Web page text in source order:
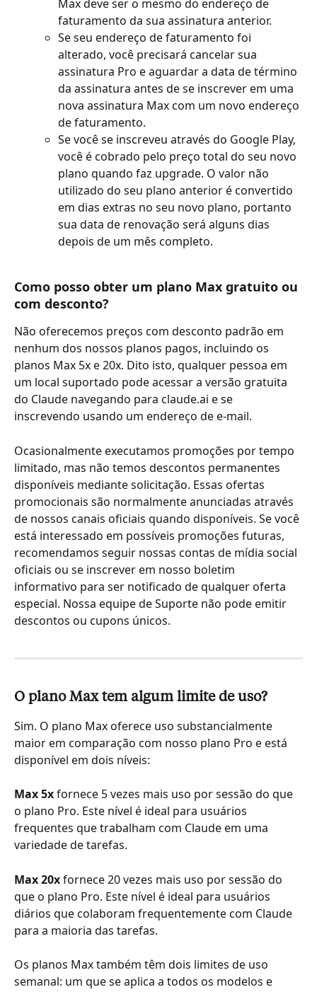
Max deve ser o mesmo do endereço de
faturamento da sua assinatura anterior.
Se seu endereço de faturamento foi
alterado, você precisará cancelar sua
assinatura Pro e aguardar a data de término
da assinatura antes de se inscrever em uma
nova assinatura Max com um novo endereço
de faturamento.
Se você se inscreveu através do Google Play,
você é cobrado pelo preço total do seu novo
plano quando faz upgrade. O valor não
utilizado do seu plano anterior é convertido
em dias extras no seu novo plano, portanto
sua data de renovação será alguns dias
depois de um mês completo.
Como posso obter um plano Max gratuito ou
com desconto?
Não oferecemos preços com desconto padrão em
nenhum dos nossos planos pagos, incluindo os
planos Max 5x e 20x. Dito isto, qualquer pessoa em
um local suportado pode acessar a versão gratuita
do Claude navegando para claude.ai e se
inscrevendo usando um endereço de e-mail.
Ocasionalmente executamos promoções por tempo
limitado, mas não temos descontos permanentes
disponíveis mediante solicitação. Essas ofertas
promocionais são normalmente anunciadas através
de nossos canais oficiais quando disponíveis. Se você
está interessado em possíveis promoções futuras,
recomendamos seguir nossas contas de mídia social
oficiais ou se inscrever em nosso boletim
informativo para ser notificado de qualquer oferta
especial. Nossa equipe de Suporte não pode emitir
descontos ou cupons únicos.
O plano Max tem algum limite de uso?
Sim. O plano Max oferece uso substancialmente
maior em comparação com nosso plano Pro e está
disponível em dois níveis:
Max 5x fornece 5 vezes mais uso por sessão do que
o plano Pro. Este nível é ideal para usuários
frequentes que trabalham com Claude em uma
variedade de tarefas.
Max 20x fornece 20 vezes mais uso por sessão do
que o plano Pro. Este nível é ideal para usuários
diários que colaboram frequentemente com Claude
para a maioria das tarefas.
Os planos Max também têm dois limites de uso
semanal: um que se aplica a todos os modelos e